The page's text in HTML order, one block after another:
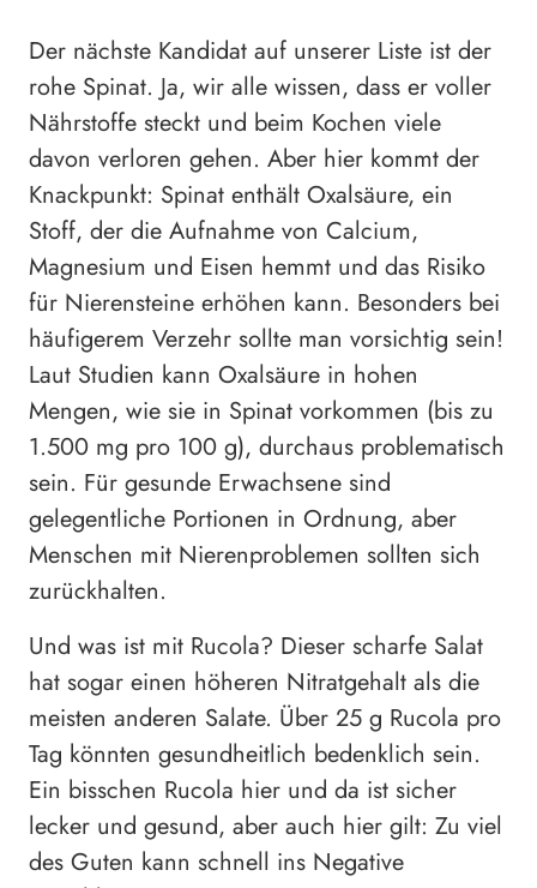
Der nächste Kandidat auf unserer Liste ist der
rohe Spinat. Ja, wir alle wissen, dass er voller
Nährstoffe steckt und beim Kochen viele
davon verloren gehen. Aber hier kommt der
Knackpunkt: Spinat enthält Oxalsäure, ein
Stoff, der die Aufnahme von Calcium,
Magnesium und Eisen hemmt und das Risiko
für Nierensteine erhöhen kann. Besonders bei
häufigerem Verzehr sollte man vorsichtig sein!
Laut Studien kann Oxalsäure in hohen
Mengen, wie sie in Spinat vorkommen (bis zu
1.500 mg pro 100 g), durchaus problematisch
sein. Für gesunde Erwachsene sind
gelegentliche Portionen in Ordnung, aber
Menschen mit Nierenproblemen sollten sich
zurückhalten.
Und was ist mit Rucola? Dieser scharfe Salat
hat sogar einen höheren Nitratgehalt als die
meisten anderen Salate. Über 25 g Rucola pro
Tag könnten gesundheitlich bedenklich sein.
Ein bisschen Rucola hier und da ist sicher
lecker und gesund, aber auch hier gilt: Zu viel
des Guten kann schnell ins Negative